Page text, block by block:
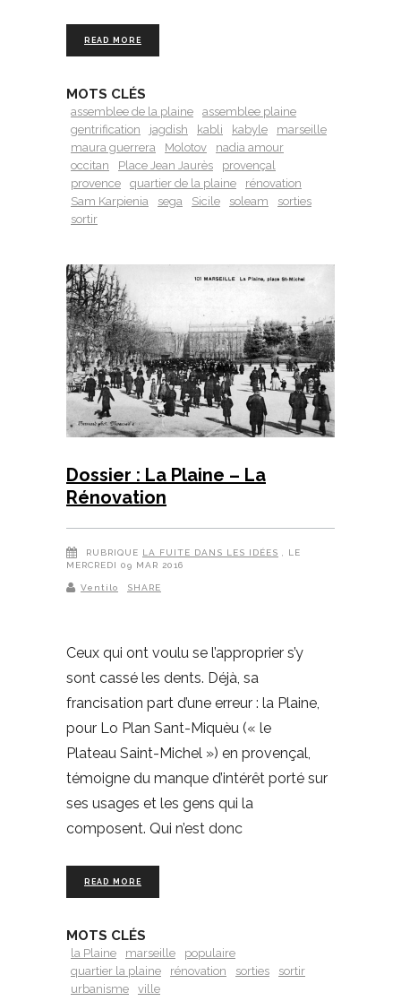
READ MORE
MOTS CLÉS
assemblee de la plaine
assemblee plaine
gentrification
jagdish kabli kabyle
marseille
maura guerrera
Molotov
nadia amour
occitan
Place Jean Jaurès
provençal
provence
quartier de la plaine
rénovation
Sam Karpienia
sega Sicile soleam
sorties
sortir
Dossier : La Plaine – La
Rénovation
RUBRIQUE LA FUITE DANS LES IDÉES , LE
MERCREDI 09 MAR 2016
Ventilo SHARE
Ceux qui ont voulu se l’approprier s’y
sont cassé les dents. Déjà, sa
francisation part d’une erreur : la Plaine,
pour Lo Plan Sant-Miquèu (« le
Plateau Saint-Michel ») en provençal,
témoigne du manque d’intérêt porté sur
ses usages et les gens qui la
composent. Qui n’est donc
READ MORE
MOTS CLÉS
la Plaine marseille
populaire
quartier la plaine
rénovation sorties
sortir
urbanisme
ville